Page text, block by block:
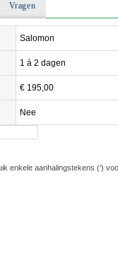
Vragen
Salomon
1 á 2 dagen
€ 195,00
Nee
enkele aanhalingstekens (‘)